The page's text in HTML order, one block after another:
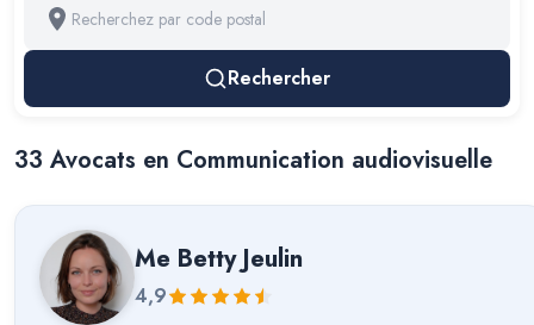
Rechercher
33 Avocats en Communication audiovisuelle
Me Betty Jeulin
4,9